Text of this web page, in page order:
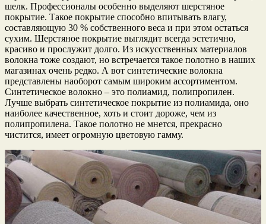
шелк. Профессионалы особенно выделяют шерстяное
покрытие. Такое покрытие способно впитывать влагу,
составляющую 30 % собственного веса и при этом остаться
сухим. Шерстяное покрытие выглядит всегда эстетично,
красиво и прослужит долго. Из искусственных материалов
волокна тоже создают, но встречается такое полотно в наших
магазинах очень редко. А вот синтетические волокна
представлены наоборот самым широким ассортиментом.
Синтетическое волокно – это полиамид, полипропилен.
Лучше выбрать синтетическое покрытие из полиамида, оно
наиболее качественное, хоть и стоит дороже, чем из
полипропилена. Такое полотно не мнется, прекрасно
чистится, имеет огромную цветовую гамму.